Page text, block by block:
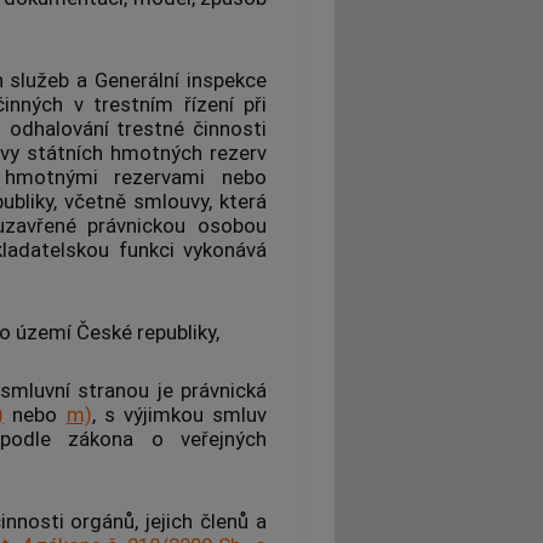
a Generální inspekce
v trestním řízenípři
odhalování trestné činnosti
státních hmotných rezerv
rezervami nebo
včetně smlouvy, která
právnickou osobou
funkci vykonává
území České republiky,
stranou je právnická
nebo m), s výjimkou smluv
zákona o veřejných
orgánů, jejich členů a